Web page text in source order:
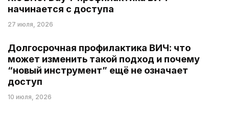
начинается с доступа
27 июля, 2026
Долгосрочная профилактика ВИЧ: что
может изменить такой подход и почему
“новый инструмент” ещё не означает
доступ
10 июля, 2026